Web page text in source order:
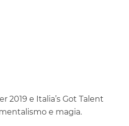
2019 e Italia’s Got Talent
e magia.